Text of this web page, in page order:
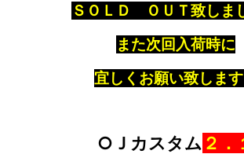
ＳＯＬＤ ＯＵＴ致しま
また次回入荷時に
宜しくお願い致します
○Ｊカスタム ２．